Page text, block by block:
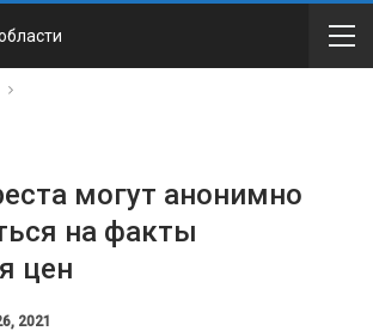
могут анонимно
на факты
цен
2021